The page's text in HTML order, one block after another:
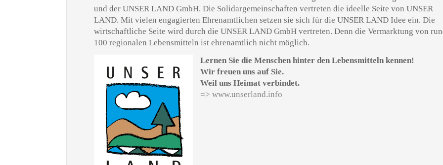
und der UNSER LAND GmbH. Die Solidargemeinschaften vertreten die ideelle Seite von UNSER
LAND. Mit vielen engagierten Ehrenamtlichen setzen sie sich für die UNSER LAND Idee ein. Die
wirtschaftliche Seite wird durch die UNSER LAND GmbH vertreten. Denn die Vermarktung von
100 regionalen Lebensmitteln ist ehrenamtlich nicht möglich.
Lernen Sie die Menschen hinter den Lebensmitteln kennen!
Wir freuen uns auf Sie.
Weil uns Heimat verbindet.
=> www.unserland.info